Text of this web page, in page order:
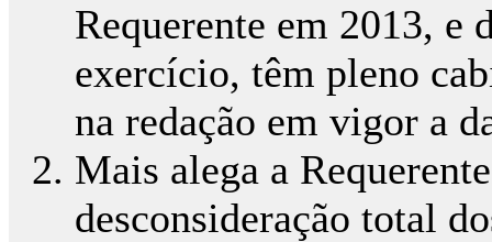
Requerente em 2013, e
exercício, têm pleno
na redação em vigor a
Mais alega a
desconsideração total